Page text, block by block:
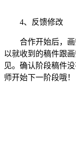
4、反馈修改
合作开始后，画
以就收到的稿件跟
见。确认阶段稿件
师开始下一阶段哦！